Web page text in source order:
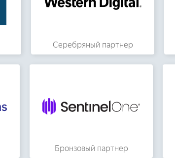
Серебряный партнер
Бронзовый партнер